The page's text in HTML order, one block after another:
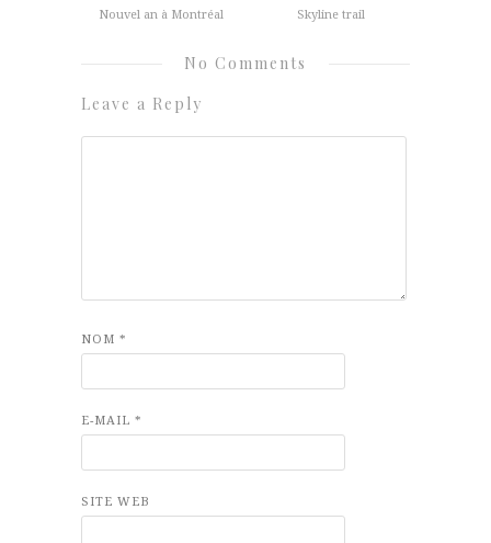
Nouvel an à Montréal Skyline trail
No Comments
Leave a Reply
NOM *
E-MAIL *
SITE WEB